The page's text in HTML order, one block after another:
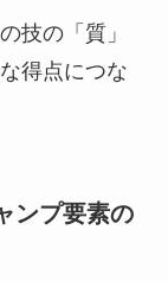
技の「質」
得点につな
ンプ要素の